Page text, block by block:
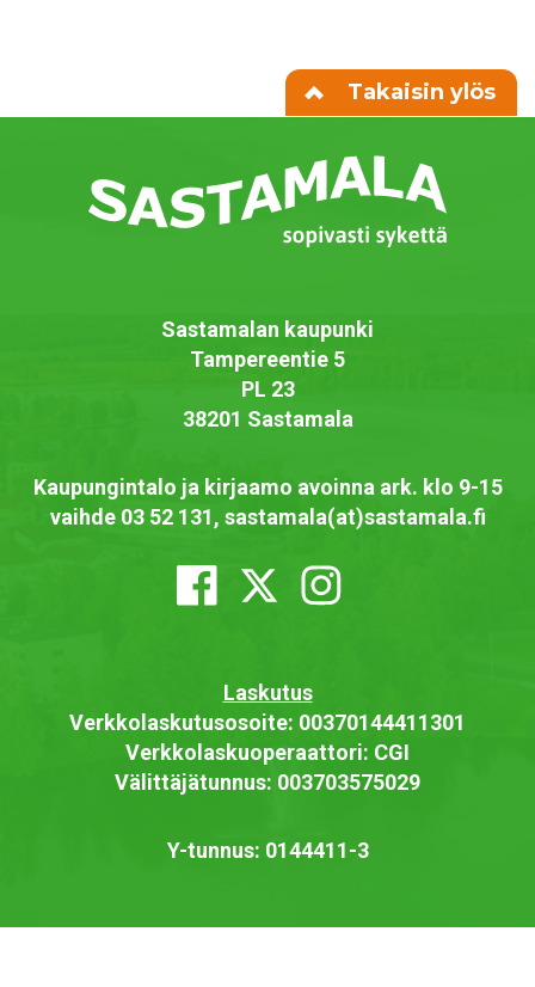
Takaisin ylös
Sastamalan kaupunki
Tampereentie 5
PL 23
38201 Sastamala
Kaupungintalo ja kirjaamo avoinna ark. klo 9-15
vaihde 03 52 131, sastamala(at)sastamala.fi
Laskutus
Verkkolaskutusosoite: 00370144411301
Verkkolaskuoperaattori: CGI
Välittäjätunnus: 003703575029
Y-tunnus: 0144411-3